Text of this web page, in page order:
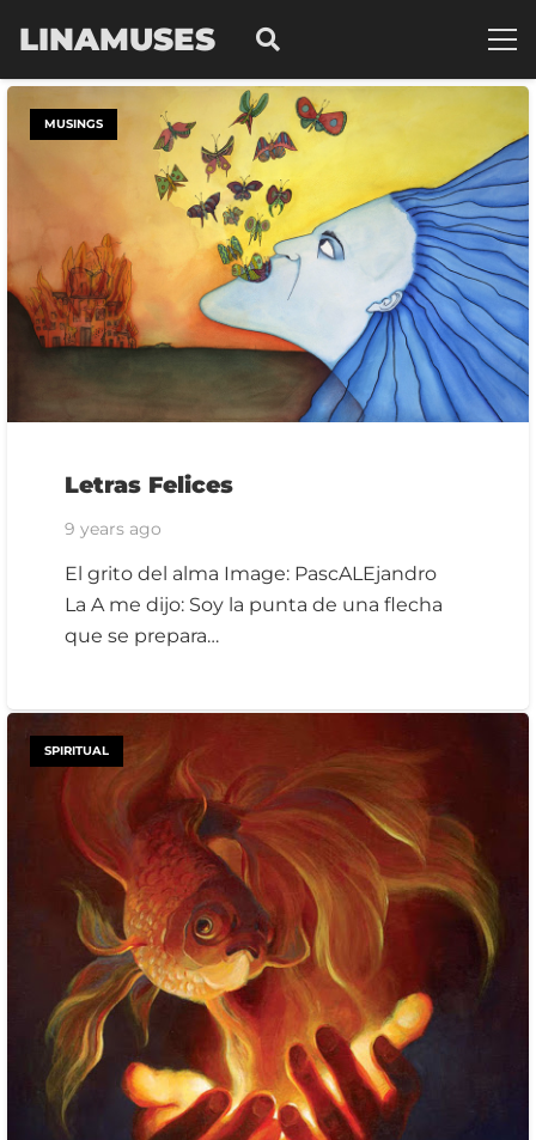
LINAMUSES
MUSINGS
Letras Felices
9 years ago
El grito del alma Image: PascALEjandro
La A me dijo: Soy la punta de una flecha
que se prepara…
SPIRITUAL